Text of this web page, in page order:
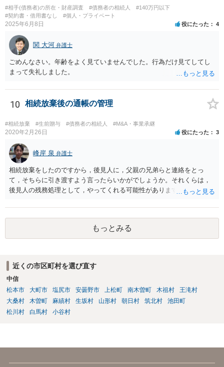
#相手(債務者)の所在・財産調査 #債務者の相続人
#140万円以下
#契約書・借用書なし
#個人・プライベート
2025年6月8日 役にたった 4
関 大河 弁護士
ごめんなさい。年齢をよく見ていませんでした。行為だけ見てしてし
まって失礼しました。
10 相続放棄後の通帳の管理
#相続放棄 #生前贈与 #債務者の相続人 #M&A・事業承継
2020年2月26日 役にたった 3
峰岸 泉 弁護士
相続放棄をしたのですから，後見人に，父親の兄弟らと連絡をとっ
て，そちらに引き渡すよう言ったらいかがでしょうか。それくらは，
後見人の残務処理として，やってくれる可能性があります。 ただ，通
もっとみる
近くの市区町村を選び直す
中信
松本市
大町市 塩尻市 安曇野市 上松町 南木曽町 木祖村
王滝村
大桑村
木曽町 麻績村 生坂村 山形村 朝日村 筑北村
池田町
松川村
白馬村 小谷村